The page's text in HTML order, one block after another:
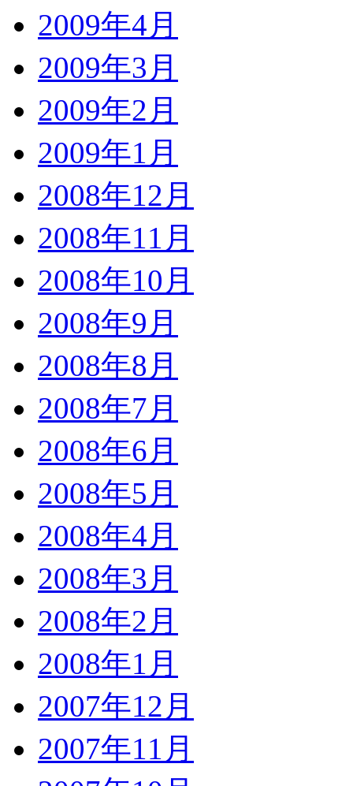
2009年4月
2009年3月
2009年2月
2009年1月
2008年12月
2008年11月
2008年10月
2008年9月
2008年8月
2008年7月
2008年6月
2008年5月
2008年4月
2008年3月
2008年2月
2008年1月
2007年12月
2007年11月